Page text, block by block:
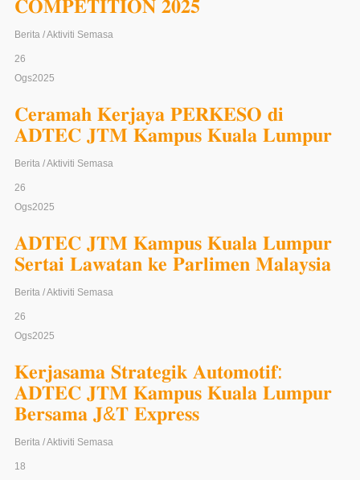
Ogs 2025
𝐓𝐕𝐄𝐓 𝐌𝐀𝐃𝐀𝐍𝐈 𝐃𝐑𝐎𝐍𝐄
𝐂𝐎𝐌𝐏𝐄𝐓𝐈𝐓𝐈𝐎𝐍 𝟐𝟎𝟐𝟓
26
Ogs
2025
𝐂𝐞𝐫𝐚𝐦𝐚𝐡 𝐊𝐞𝐫𝐣𝐚𝐲𝐚 𝐏𝐄𝐑𝐊𝐄𝐒𝐎 𝐝𝐢
𝐀𝐃𝐓𝐄𝐂 𝐉𝐓𝐌 𝐊𝐚𝐦𝐩𝐮𝐬 𝐊𝐮𝐚𝐥𝐚 𝐋𝐮𝐦𝐩𝐮𝐫
26
Ogs2025
𝐀𝐃𝐓𝐄𝐂 𝐉𝐓𝐌 𝐊𝐚𝐦𝐩𝐮𝐬 𝐊𝐮𝐚𝐥𝐚 𝐋𝐮𝐦𝐩𝐮𝐫
𝐒𝐞𝐫𝐭𝐚𝐢 𝐋𝐚𝐰𝐚𝐭𝐚𝐧 𝐤𝐞 𝐏𝐚𝐫𝐥𝐢𝐦𝐞𝐧 𝐌𝐚𝐥𝐚𝐲𝐬𝐢𝐚
26
Ogs
2025
𝐊𝐞𝐫𝐣𝐚𝐬𝐚𝐦𝐚 𝐒𝐭𝐫𝐚𝐭𝐞𝐠𝐢𝐤 𝐀𝐮𝐭𝐨𝐦𝐨𝐭𝐢𝐟:
𝐀𝐃𝐓𝐄𝐂 𝐉𝐓𝐌 𝐊𝐚𝐦𝐩𝐮𝐬 𝐊𝐮𝐚𝐥𝐚 𝐋𝐮𝐦𝐩𝐮𝐫
𝐁𝐞𝐫𝐬𝐚𝐦𝐚 𝐉&𝐓 𝐄𝐱𝐩𝐫𝐞𝐬𝐬